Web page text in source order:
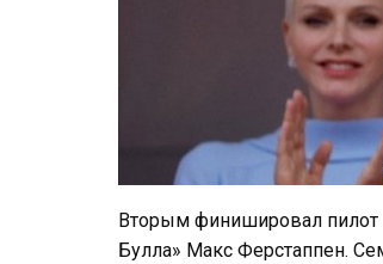
Вторым финишировал пилот
Булла» Макс Ферстаппен.